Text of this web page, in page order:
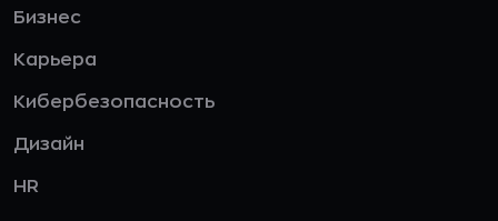
Бизнес
Карьера
Кибербезопасность
Дизайн
HR